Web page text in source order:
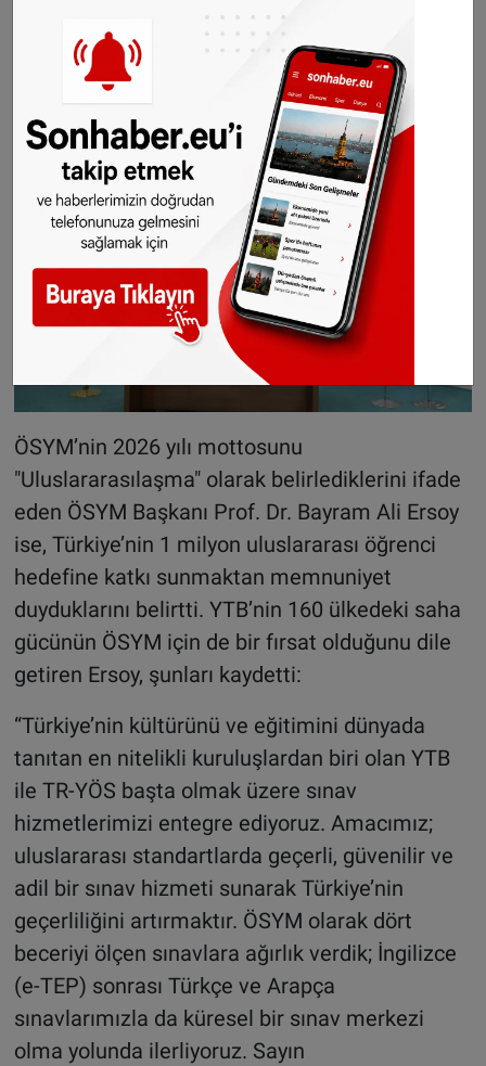
diplomasisindeki etkinliğini zirveye
taşıyacaktır.”
ÖSYM Başkanı Ersoy: "Mottomuz
uluslararasılaşma, hedefimiz 1 milyon öğrenci"
ÖSYM’nin 2026 yılı mottosunu
"Uluslararasılaşma" olarak belirlediklerini ifade
eden ÖSYM Başkanı Prof. Dr. Bayram Ali Ersoy
ise, Türkiye’nin 1 milyon uluslararası öğrenci
hedefine katkı sunmaktan memnuniyet
duyduklarını belirtti. YTB’nin 160 ülkedeki saha
gücünün ÖSYM için de bir fırsat olduğunu dile
getiren Ersoy, şunları kaydetti:
“Türkiye’nin kültürünü ve eğitimini dünyada
tanıtan en nitelikli kuruluşlardan biri olan YTB
ile TR-YÖS başta olmak üzere sınav
hizmetlerimizi entegre ediyoruz. Amacımız;
uluslararası standartlarda geçerli, güvenilir ve
adil bir sınav hizmeti sunarak Türkiye’nin
geçerliliğini artırmaktır. ÖSYM olarak dört
beceriyi ölçen sınavlara ağırlık verdik; İngilizce
(e-TEP) sonrası Türkçe ve Arapça
sınavlarımızla da küresel bir sınav merkezi
olma yolunda ilerliyoruz. Sayın